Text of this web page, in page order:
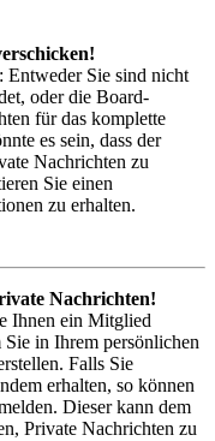
Entweder Sie sind nicht
oder die Board-
für das komplette
es sein, dass der
Nachrichten zu
Sie einen
zu erhalten.
Nachrichten!
Ihnen ein Mitglied
Sie in Ihrem persönlichen
Falls Sie
erhalten, so können
Dieser kann dem
Private Nachrichten zu